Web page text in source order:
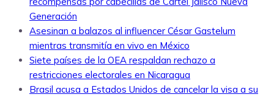
Generación
Asesinan a balazos al influencer César Gastelum
mientras transmitía en vivo en México
Siete países de la OEA respaldan rechazo a
restricciones electorales en Nicaragua
Brasil acusa a Estados Unidos de cancelar la visa a su